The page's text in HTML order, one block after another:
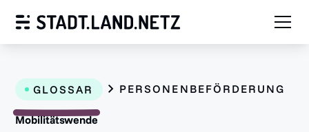
GLOSSAR PERSONENBEFÖRDERUNG
Mobilitätswende